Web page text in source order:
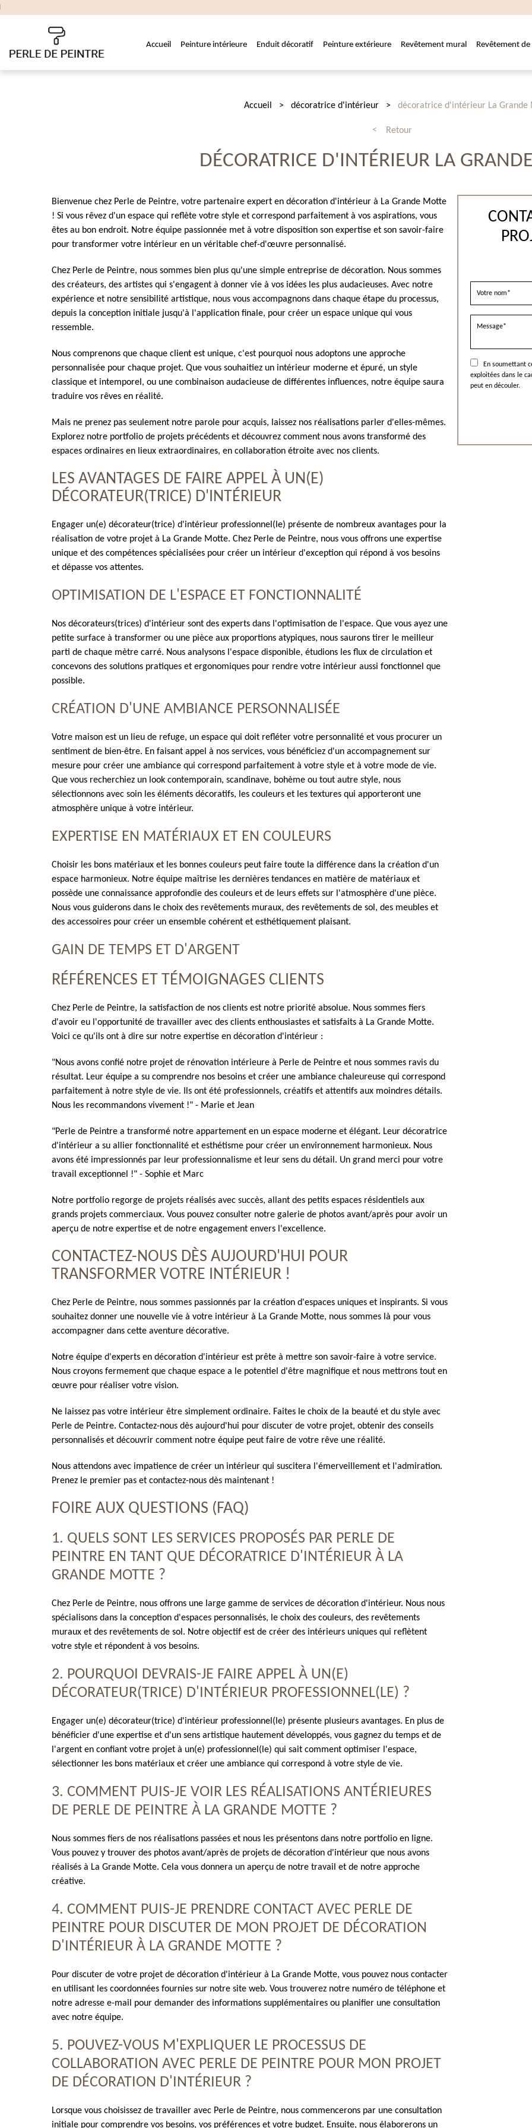
Accueil Peinture intérieure Enduit décoratif Peinture extérieure Revêtement mural Revêtement de
Accueil décoratrice d'intérieur décoratrice d'intérieur La Grande
Retour
DÉCORATRICE D'INTÉRIEUR LA
Bienvenue chez Perle de Peintre, votre partenaire expert en décoration d'intérieur à La Grande Motte
! Si vous rêvez d'un espace qui reflète votre style et correspond parfaitement à vos aspirations, vous
êtes au bon endroit. Notre équipe passionnée met à votre disposition son expertise et son savoir-faire
pour transformer votre intérieur en un véritable chef-d'œuvre personnalisé.
Chez Perle de Peintre, nous sommes bien plus qu'une simple entreprise de décoration. Nous sommes
des créateurs, des artistes qui s'engagent à donner vie à vos idées les plus audacieuses. Avec notre
expérience et notre sensibilité artistique, nous vous accompagnons dans chaque étape du processus,
depuis la conception initiale jusqu'à l'application finale, pour créer un espace unique qui vous
ressemble.
Nous comprenons que chaque client est unique, c'est pourquoi nous adoptons une approche
personnalisée pour chaque projet. Que vous souhaitiez un intérieur moderne et épuré, un style
classique et intemporel, ou une combinaison audacieuse de différentes influences, notre équipe saura
traduire vos rêves en réalité.
Mais ne prenez pas seulement notre parole pour acquis, laissez nos réalisations parler d'elles-mêmes.
Explorez notre portfolio de projets précédents et découvrez comment nous avons transformé des
espaces ordinaires en lieux extraordinaires, en collaboration étroite avec nos clients.
LES AVANTAGES DE FAIRE APPEL À UN(E)
DÉCORATEUR(TRICE) D'INTÉRIEUR
Engager un(e) décorateur(trice) d'intérieur professionnel(le) présente de nombreux avantages pour la
réalisation de votre projet à La Grande Motte. Chez Perle de Peintre, nous vous offrons une expertise
unique et des compétences spécialisées pour créer un intérieur d'exception qui répond à vos besoins
et dépasse vos attentes.
OPTIMISATION DE L'ESPACE ET FONCTIONNALITÉ
Nos décorateurs(trices) d'intérieur sont des experts dans l'optimisation de l'espace. Que vous ayez une
petite surface à transformer ou une pièce aux proportions atypiques, nous saurons tirer le meilleur
parti de chaque mètre carré. Nous analysons l'espace disponible, étudions les flux de circulation et
concevons des solutions pratiques et ergonomiques pour rendre votre intérieur aussi fonctionnel que
possible.
CRÉATION D'UNE AMBIANCE PERSONNALISÉE
Votre maison est un lieu de refuge, un espace qui doit refléter votre personnalité et vous procurer un
sentiment de bien-être. En faisant appel à nos services, vous bénéficiez d'un accompagnement sur
mesure pour créer une ambiance qui correspond parfaitement à votre style et à votre mode de vie.
Que vous recherchiez un look contemporain, scandinave, bohème ou tout autre style, nous
sélectionnons avec soin les éléments décoratifs, les couleurs et les textures qui apporteront une
atmosphère unique à votre intérieur.
EXPERTISE EN MATÉRIAUX ET EN COULEURS
Choisir les bons matériaux et les bonnes couleurs peut faire toute la différence dans la création d'un
espace harmonieux. Notre équipe maîtrise les dernières tendances en matière de matériaux et
possède une connaissance approfondie des couleurs et de leurs effets sur l'atmosphère d'une pièce.
Nous vous guiderons dans le choix des revêtements muraux, des revêtements de sol, des meubles et
des accessoires pour créer un ensemble cohérent et esthétiquement plaisant.
GAIN DE TEMPS ET D'ARGENT
RÉFÉRENCES ET TÉMOIGNAGES CLIENTS
Chez Perle de Peintre, la satisfaction de nos clients est notre priorité absolue. Nous sommes fiers
d'avoir eu l'opportunité de travailler avec des clients enthousiastes et satisfaits à La Grande Motte.
Voici ce qu'ils ont à dire sur notre expertise en décoration d'intérieur :
"Nous avons confié notre projet de rénovation intérieure à Perle de Peintre et nous sommes ravis du
résultat. Leur équipe a su comprendre nos besoins et créer une ambiance chaleureuse qui correspond
parfaitement à notre style de vie. Ils ont été professionnels, créatifs et attentifs aux moindres détails.
Nous les recommandons vivement !" - Marie et Jean
"Perle de Peintre a transformé notre appartement en un espace moderne et élégant. Leur décoratrice
d'intérieur a su allier fonctionnalité et esthétisme pour créer un environnement harmonieux. Nous
avons été impressionnés par leur professionnalisme et leur sens du détail. Un grand merci pour votre
travail exceptionnel !" - Sophie et Marc
Notre portfolio regorge de projets réalisés avec succès, allant des petits espaces résidentiels aux
grands projets commerciaux. Vous pouvez consulter notre galerie de photos avant/après pour avoir un
aperçu de notre expertise et de notre engagement envers l'excellence.
CONTACTEZ-NOUS DÈS AUJOURD'HUI POUR
TRANSFORMER VOTRE INTÉRIEUR !
Chez Perle de Peintre, nous sommes passionnés par la création d'espaces uniques et inspirants. Si vous
souhaitez donner une nouvelle vie à votre intérieur à La Grande Motte, nous sommes là pour vous
accompagner dans cette aventure décorative.
Notre équipe d'experts en décoration d'intérieur est prête à mettre son savoir-faire à votre service.
Nous croyons fermement que chaque espace a le potentiel d'être magnifique et nous mettrons tout en
œuvre pour réaliser votre vision.
Ne laissez pas votre intérieur être simplement ordinaire. Faites le choix de la beauté et du style avec
Perle de Peintre. Contactez-nous dès aujourd'hui pour discuter de votre projet, obtenir des conseils
personnalisés et découvrir comment notre équipe peut faire de votre rêve une réalité.
Nous attendons avec impatience de créer un intérieur qui suscitera l'émerveillement et l'admiration.
Prenez le premier pas et contactez-nous dès maintenant !
FOIRE AUX QUESTIONS (FAQ)
1. QUELS SONT LES SERVICES PROPOSÉS PAR PERLE DE
PEINTRE EN TANT QUE DÉCORATRICE D'INTÉRIEUR À LA
GRANDE MOTTE ?
Chez Perle de Peintre, nous offrons une large gamme de services de décoration d'intérieur. Nous nous
spécialisons dans la conception d'espaces personnalisés, le choix des couleurs, des revêtements
muraux et des revêtements de sol. Notre objectif est de créer des intérieurs uniques qui reflètent
votre style et répondent à vos besoins.
2. POURQUOI DEVRAIS-JE FAIRE APPEL À UN(E)
DÉCORATEUR(TRICE) D'INTÉRIEUR PROFESSIONNEL(LE) ?
Engager un(e) décorateur(trice) d'intérieur professionnel(le) présente plusieurs avantages. En plus de
bénéficier d'une expertise et d'un sens artistique hautement développés, vous gagnez du temps et de
l'argent en confiant votre projet à un(e) professionnel(le) qui sait comment optimiser l'espace,
sélectionner les bons matériaux et créer une ambiance qui correspond à votre style de vie.
3. COMMENT PUIS-JE VOIR LES RÉALISATIONS ANTÉRIEURES
DE PERLE DE PEINTRE À LA GRANDE MOTTE ?
Nous sommes fiers de nos réalisations passées et nous les présentons dans notre portfolio en ligne.
Vous pouvez y trouver des photos avant/après de projets de décoration d'intérieur que nous avons
réalisés à La Grande Motte. Cela vous donnera un aperçu de notre travail et de notre approche
créative.
4. COMMENT PUIS-JE PRENDRE CONTACT AVEC PERLE DE
PEINTRE POUR DISCUTER DE MON PROJET DE DÉCORATION
D'INTÉRIEUR À LA GRANDE MOTTE ?
Pour discuter de votre projet de décoration d'intérieur à La Grande Motte, vous pouvez nous contacter
en utilisant les coordonnées fournies sur notre site web. Vous trouverez notre numéro de téléphone et
notre adresse e-mail pour demander des informations supplémentaires ou planifier une consultation
avec notre équipe.
5. POUVEZ-VOUS M'EXPLIQUER LE PROCESSUS DE
COLLABORATION AVEC PERLE DE PEINTRE POUR MON PROJET
DE DÉCORATION D'INTÉRIEUR ?
Lorsque vous choisissez de travailler avec Perle de Peintre, nous commencerons par une consultation
initiale pour comprendre vos besoins, vos préférences et votre budget. Ensuite, nous élaborerons un
En soumettant
exploitées dans le
peut en découler.